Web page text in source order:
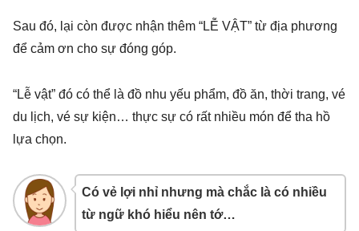
Sau đó, lại còn được nhận thêm “LỄ VẬT” từ địa phương
để cảm ơn cho sự đóng góp.
“Lễ vật” đó có thể là đồ nhu yếu phẩm, đồ ăn, thời trang, vé
du lịch, vé sự kiện… thực sự có rất nhiều món để tha hồ
lựa chọn.
Có vẻ lợi nhỉ nhưng mà chắc là có nhiều
từ ngữ khó hiểu nên tớ…